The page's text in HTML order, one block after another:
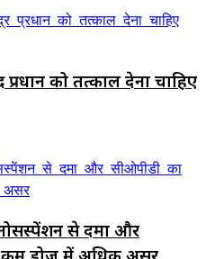
प्रधान को तत्काल देना चाहिए
से दमा और